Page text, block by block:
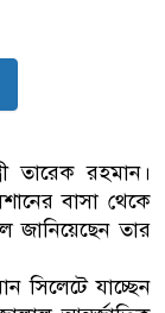
তারেক রহমান।
বাসা থেকে
জানিয়েছেন তার
সিলেটে যাচ্ছেন